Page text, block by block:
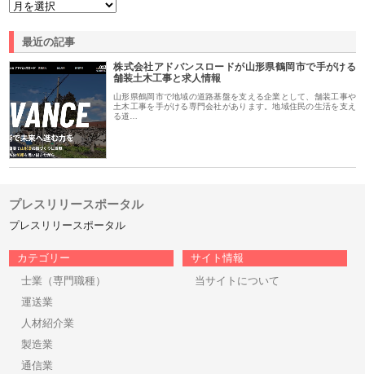
最近の記事
株式会社アドバンスロードが山形県鶴岡市で手がける
舗装土木工事と求人情報
山形県鶴岡市で地域の道路基盤を支える企業として、舗装工事や
土木工事を手がける専門会社があります。地域住民の生活を支え
る道…
プレスリリースポータル
プレスリリースポータル
カテゴリー
士業（専門職種）
運送業
人材紹介業
製造業
通信業
サイト情報
当サイトについて